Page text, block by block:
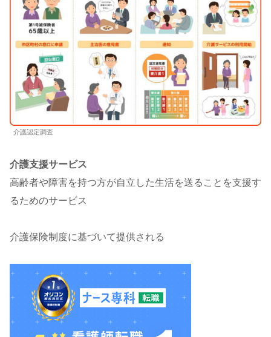
介護認定調査
介護支援サービス
高齢者や障害を持つ方が自立した生活を送ることを支援す
るためのサービス
介護保険制度に基づいて提供される